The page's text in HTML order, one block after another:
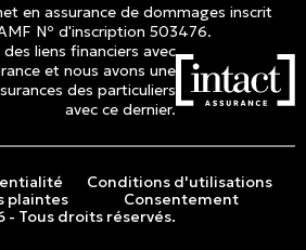
en assurance de dommages inscrit
Nº d'inscription 503476.
liens financiers avec
et nous avons une
des particuliers
avec ce dernier.
- Tous droits réservés.
Conditions d'utilisations
plaintes
Consentement